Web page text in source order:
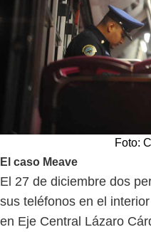
Foto:
El caso Meave
El 27 de diciembre dos
sus teléfonos en el
en Eje Central Lázaro